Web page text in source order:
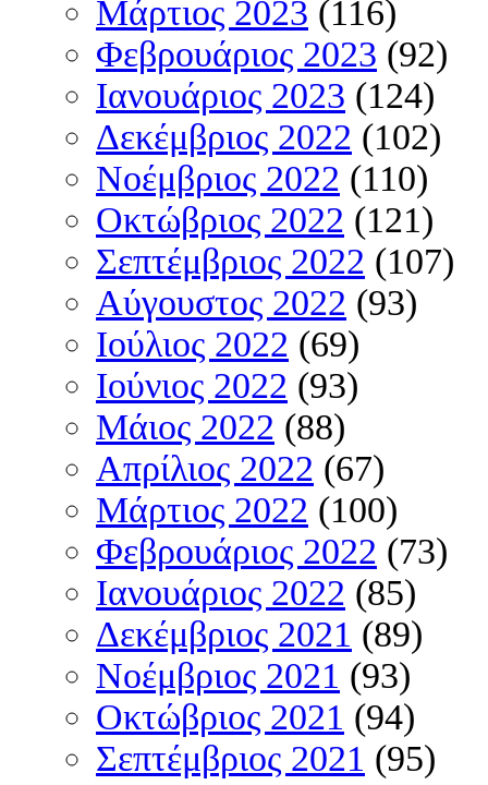
Μάρτιος 2023 (116)
Φεβρουάριος 2023 (92)
Ιανουάριος 2023 (124)
Δεκέμβριος 2022 (102)
Νοέμβριος 2022 (110)
Οκτώβριος 2022 (121)
Σεπτέμβριος 2022 (107)
Αύγουστος 2022 (93)
Ιούλιος 2022 (69)
Ιούνιος 2022 (93)
Μάιος 2022 (88)
Απρίλιος 2022 (67)
Μάρτιος 2022 (100)
Φεβρουάριος 2022 (73)
Ιανουάριος 2022 (85)
Δεκέμβριος 2021 (89)
Νοέμβριος 2021 (93)
Οκτώβριος 2021 (94)
Σεπτέμβριος 2021 (95)